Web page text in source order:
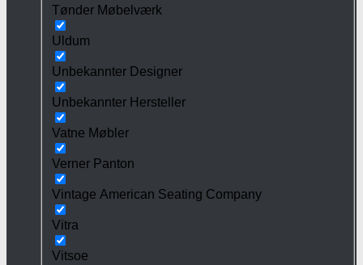
Tønder Møbelværk
Uldum
Unbekannter Designer
Unbekannter Hersteller
Vatne Møbler
Verner Panton
Vintage American Seating Company
Vitra
Vitsoe